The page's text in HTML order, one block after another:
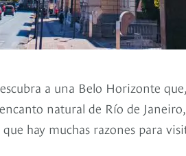
a una Belo Horizonte
natural de Río de
hay muchas razones para